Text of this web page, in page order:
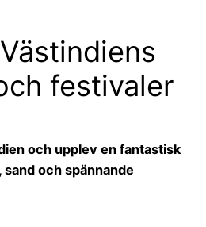
festivaler
och upplev en fantastisk
och spännande